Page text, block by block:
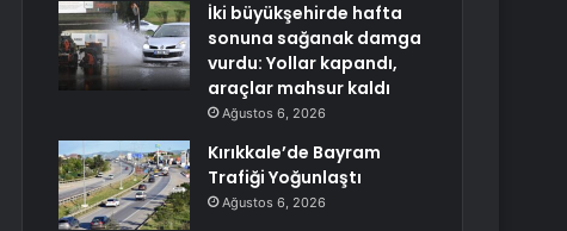
İki büyükşehirde hafta
sonuna sağanak damga
vurdu: Yollar kapandı,
araçlar mahsur kaldı
Ağustos 6, 2026
Kırıkkale’de Bayram
Trafiği Yoğunlaştı
Ağustos 6, 2026